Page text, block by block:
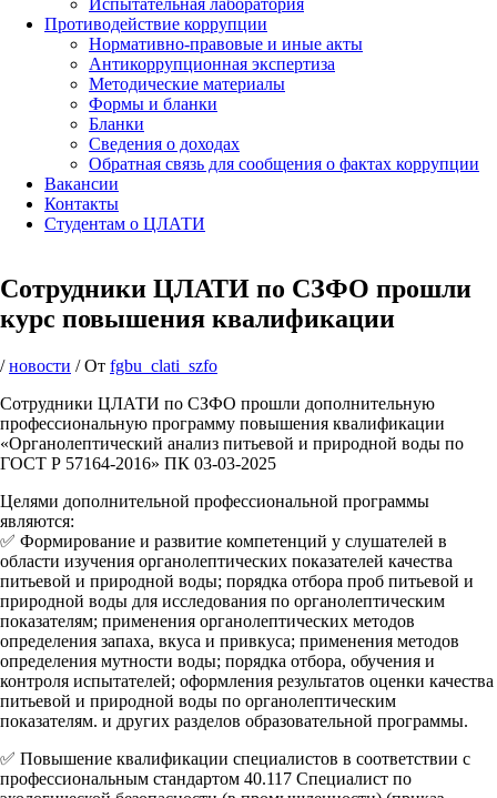
Испытательная лаборатория
Противодействие коррупции
Нормативно-правовые и иные акты
Антикоррупционная экспертиза
Методические материалы
Формы и бланки
Бланки
Сведения о доходах
Обратная связь для сообщения о фактах коррупции
Вакансии
Контакты
Студентам о ЦЛАТИ
Сотрудники ЦЛАТИ по СЗФО прошли
курс повышения квалификации
/новости / От fgbu_clati_szfo
Сотрудники ЦЛАТИ по СЗФО прошли дополнительную
профессиональную программу повышения квалификации
«Органолептический анализ питьевой и природной воды по
ГОСТ Р 57164-2016» ПК 03-03-2025
Целями дополнительной профессиональной программы
являются:
✅ Формирование и развитие компетенций у слушателей в
области изучения органолептических показателей качества
питьевой и природной воды; порядка отбора проб питьевой и
природной воды для исследования по органолептическим
показателям; применения органолептических методов
определения запаха, вкуса и привкуса; применения методов
определения мутности воды; порядка отбора, обучения и
контроля испытателей; оформления результатов оценки качества
питьевой и природной воды по органолептическим
показателям. и других разделов образовательной программы.
✅ Повышение квалификации специалистов в соответствии с
профессиональным стандартом 40.117 Специалист по